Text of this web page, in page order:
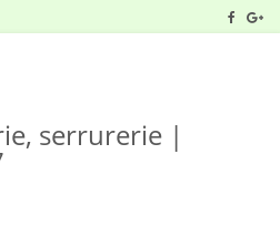
serrurerie |